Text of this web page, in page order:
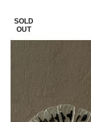
SOLD
OUT